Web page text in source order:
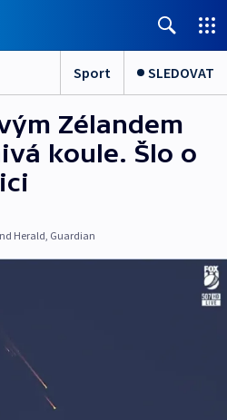
Sport SLEDOVAT
Zélandem
koule. Šlo o
Herald, Guardian